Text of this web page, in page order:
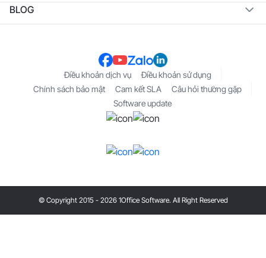
BLOG
Điều khoản dịch vụ
Điều khoản sử dụng
Chính sách bảo mật
Cam kết SLA
Câu hỏi thường gặp
Software update
© Copyright 2015 - 2026 1Office Software. All Right Reserved